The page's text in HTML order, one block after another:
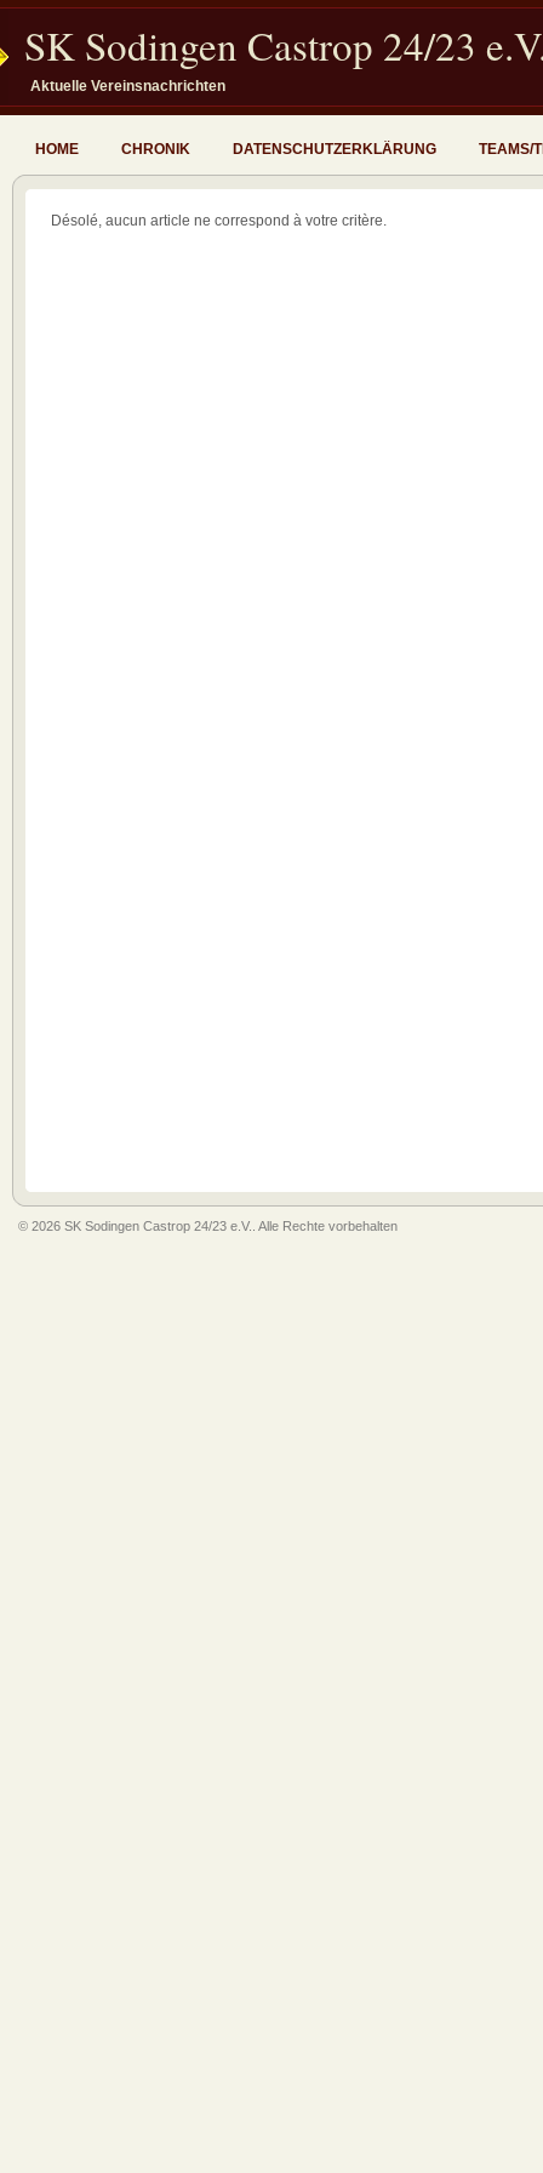
SK Sodingen Castrop 24/23
Aktuelle Vereinsnachrichten
HOME CHRONIK DATENSCHUTZERKLÄRUNG TEAMS/
Désolé, aucun article ne correspond à votre critère.
© 2026 SK Sodingen Castrop 24/23 e.V.. Alle Rechte vorbehalten